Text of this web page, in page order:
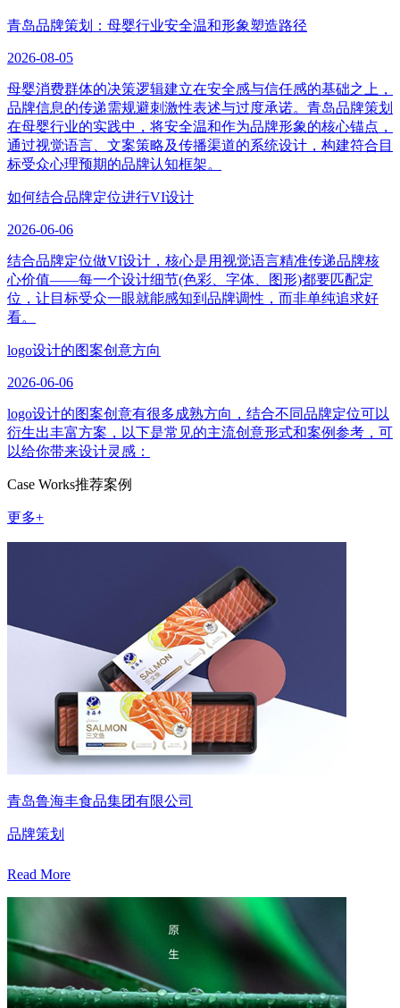
青岛品牌策划：母婴行业安全温和形象塑造路径
2026-08-05
母婴消费群体的决策逻辑建立在安全感与信任感的基础之上，
品牌信息的传递需规避刺激性表述与过度承诺。青岛品牌策划
在母婴行业的实践中，将安全温和作为品牌形象的核心锚点，
通过视觉语言、文案策略及传播渠道的系统设计，构建符合目
标受众心理预期的品牌认知框架。
如何结合品牌定位进行VI设计
2026-06-06
结合品牌定位做VI设计，核心是用视觉语言精准传递品牌核
心价值——每一个设计细节(色彩、字体、图形)都要匹配定
位，让目标受众一眼就能感知到品牌调性，而非单纯追求好
看。
logo设计的图案创意方向
2026-06-06
logo设计的图案创意有很多成熟方向，结合不同品牌定位可以
衍生出丰富方案，以下是常见的主流创意形式和案例参考，可
以给你带来设计灵感：
Case Works推荐案例
更多+
青岛鲁海丰食品集团有限公司
品牌策划
Read More